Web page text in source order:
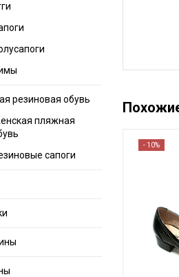
- 10%
резиновая обувь
пляжная
сапоги